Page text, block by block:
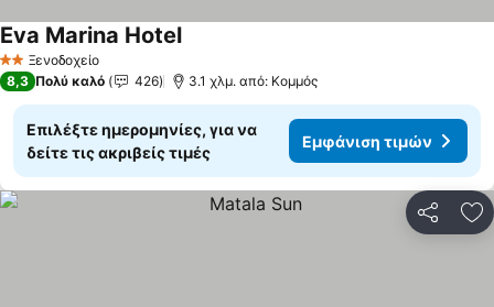
2 ΑστέριαΞενοδοχείο
Eva Marina Hotel
8,3 Πολύ καλό 426 3.1 χλμ. από: Κομμός
Επιλέξτε ημερομηνίες, για να
δείτε τις ακριβείς τιμές
Εμφάνιση τιμών